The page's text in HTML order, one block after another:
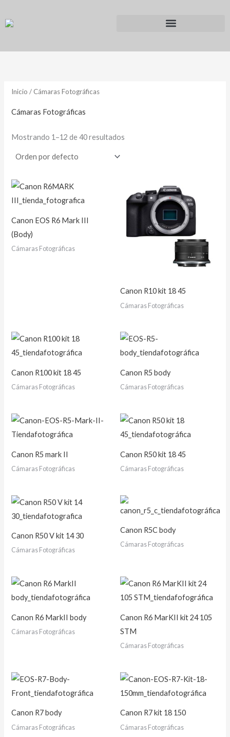
Inicio / Cámaras Fotográficas
Cámaras Fotográficas
Mostrando 1–12 de 40 resultados
Canon EOS R6 Mark III
(Body)
Cámaras Fotográficas
Canon R10 kit 18 45
Cámaras Fotográficas
Canon R100 kit 18 45
Cámaras Fotográficas
Canon R5 body
Cámaras Fotográficas
Canon R5 mark II
Cámaras Fotográficas
Canon R50 kit 18 45
Cámaras Fotográficas
Canon R50 V kit 14 30
Cámaras Fotográficas
Canon R5C body
Cámaras Fotográficas
Canon R6 MarkII body
Cámaras Fotográficas
Canon R6 MarKII kit 24 105
STM
Cámaras Fotográficas
Canon R7 body
Cámaras Fotográficas
Canon R7 kit 18 150
Cámaras Fotográficas